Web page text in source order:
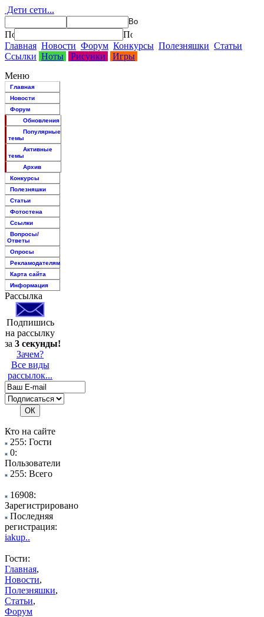
Дети сети...
Главная Новости Форум Конкурсы Полезняшки Статьи
Ссылки Ноты Рисунки
Игры
Меню
Главная
Новости
Форум
Обновления
Популярные
темы
Активные
темы
Архив
Конкурсы
Полезняшки
Статьи
Фотостена
Ссылки
Вопросы/
Ответы
Опросы
Рекламодателям
Карта сайта
Информация
Рассылка
Подпишись
на рассылку
за 3 секунды!
Зачем?
Все виды
рассылок...
Кто на сайте
255: Гости
0:
Пользователи
255: Всего
16908:
Зарегистрировано
Последняя
регистрация:
iakup..
Гости:
Главная,
Новости,
Полезняшки,
Статьи,
Форум